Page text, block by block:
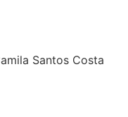
Santos Costa